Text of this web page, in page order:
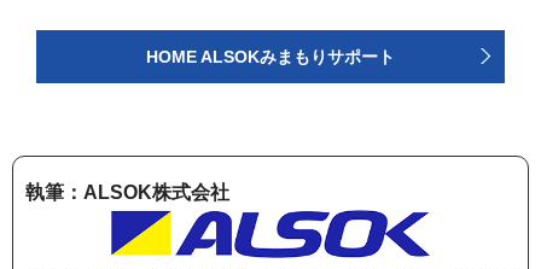
HOME ALSOKみまもりサポート
執筆：ALSOK株式会社